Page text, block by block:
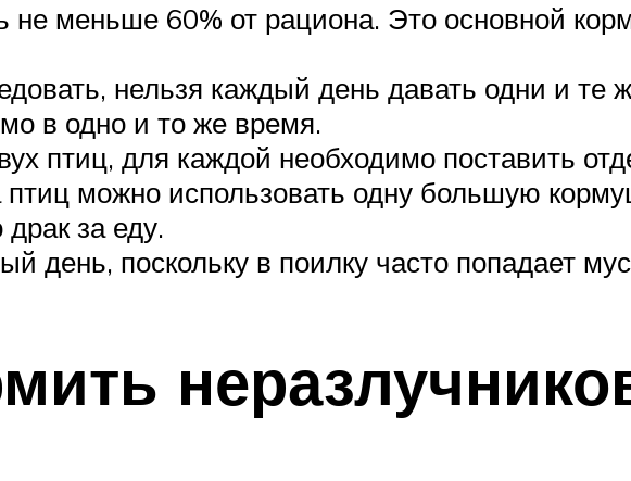
не меньше 60% от рациона. Это основной
нельзя каждый день давать одни и те
в одно и то же время.
птиц, для каждой необходимо поставить
птиц можно использовать одну большую
за еду.
день, поскольку в поилку часто попадает